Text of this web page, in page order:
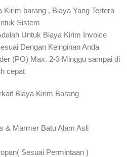
barang , Biaya Yang Tertera
Sistem
Untuk Biaya Kirim Invoice
Dengan Keinginan Anda
(PO) Max. 2-3 Minggu sampai di
cepat⁣⁣
Biaya Kirim Barang
& Marmer Batu Alam Asli
Sesuai Permintaan )